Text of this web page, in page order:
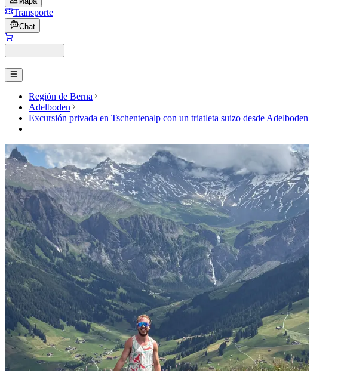
Transporte
Chat
Región de Berna
Adelboden
Excursión privada en Tschentenalp con un triatleta suizo desde Adelboden